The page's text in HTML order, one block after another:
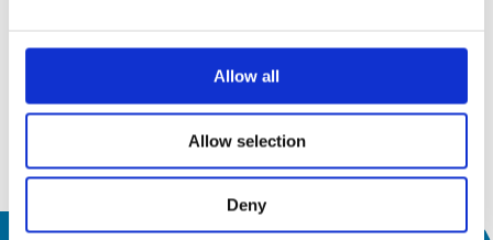
Allow all
Allow selection
Deny
19
Messepiazza 1, 70629 Stuttgart